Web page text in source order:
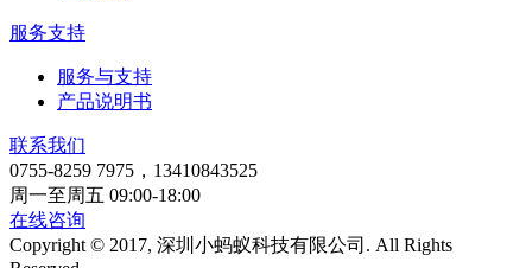
服务支持
服务与支持
产品说明书
联系我们
0755-8259 7975，13410843525
周一至周五 09:00-18:00
在线咨询
Copyright © 2017, 深圳小蚂蚁科技有限公司. All Rights